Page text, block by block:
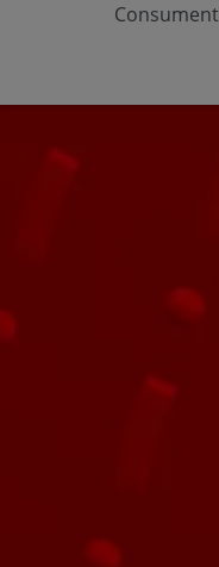
Consument